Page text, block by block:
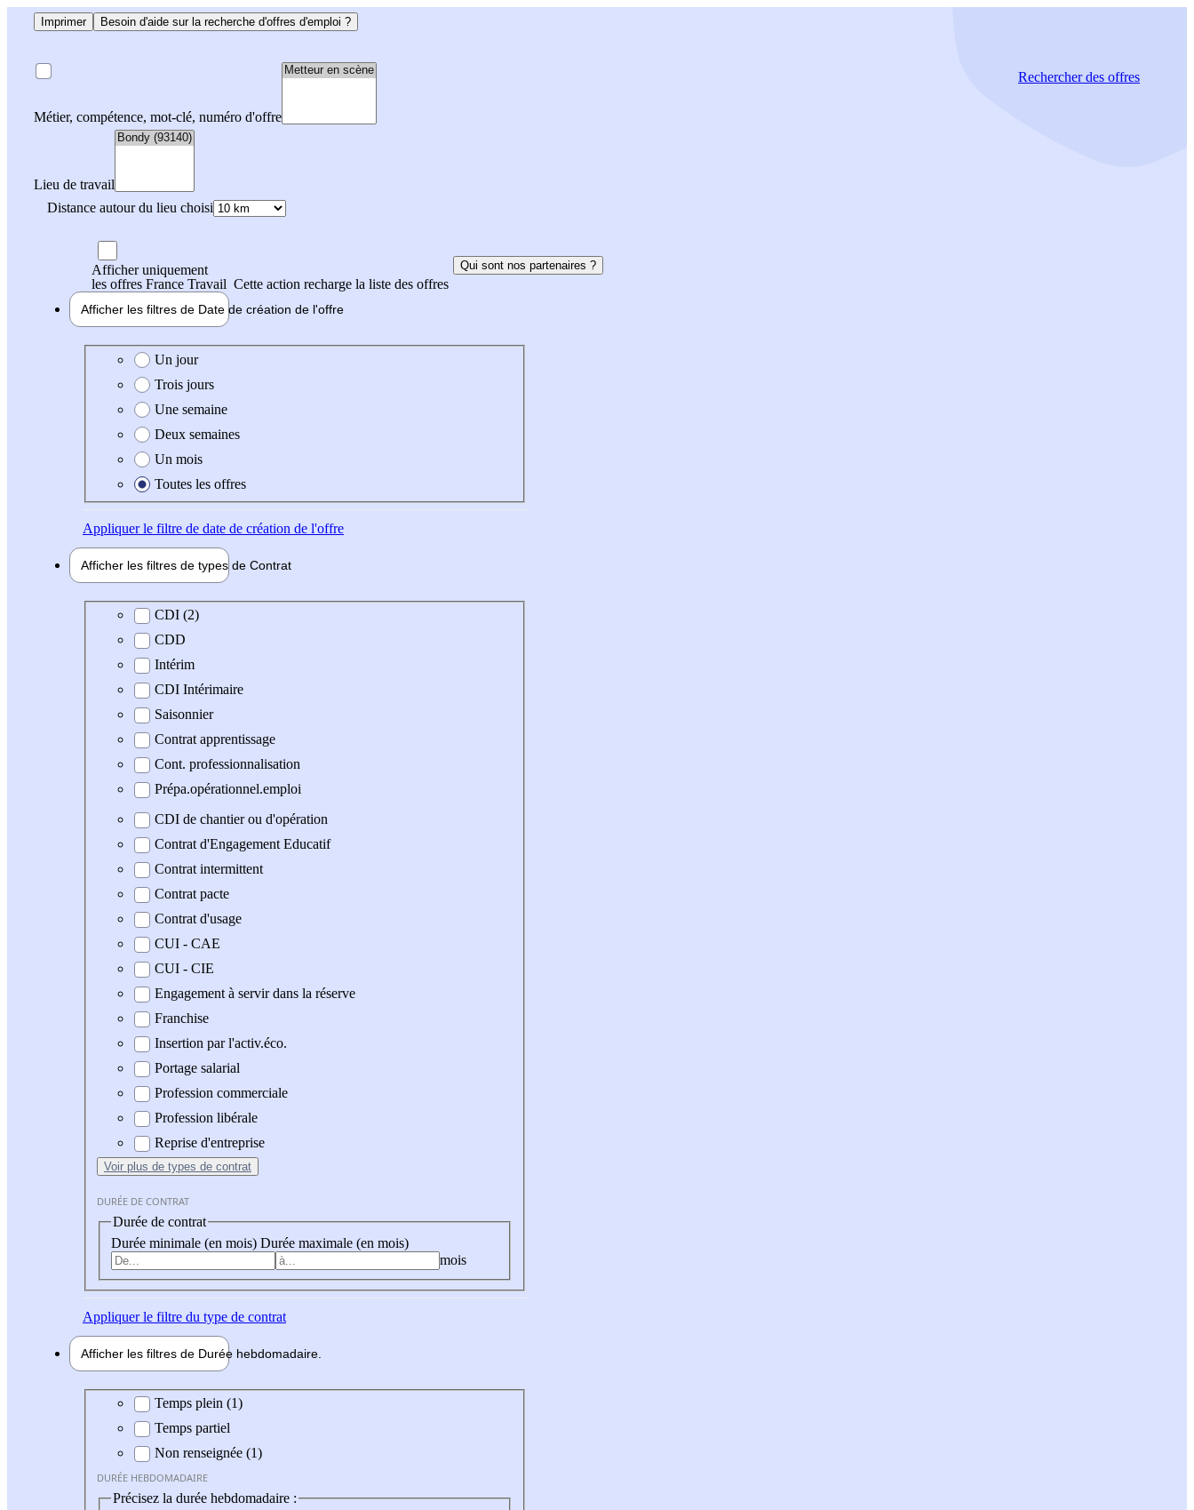
Imprimer Besoin d'aide sur la recherche d'offres d'emploi ?
Métier, compétence, mot-clé, numéro d'offre
Lieu de travail
Distance autour du lieu choisi
Rechercherdes offres
Afficher uniquement
les offres France Travail Cette action recharge la liste des offres
Qui sont nos partenaires ?
Afficher les filtres de Date de création de l'offre
Date de création de l'offre
Un jour
Trois jours
Une semaine
Deux semaines
Un mois
Toutes les offres
Appliquerle filtre de date de création de l'offre
Afficher les filtres de types de Contrat
Type de contrat
CDI (2)
CDD
Intérim
CDI Intérimaire
Saisonnier
Contrat apprentissage
Cont. professionnalisation
Prépa.opérationnel.emploi
CDI de chantier ou d'opération
Contrat d'Engagement Educatif
Contrat intermittent
Contrat pacte
Contrat d'usage
CUI - CAE
CUI - CIE
Engagement à servir dans la réserve
Franchise
Insertion par l'activ.éco.
Portage salarial
Profession commerciale
Profession libérale
Reprise d'entreprise
Voir plus de types de contrat
DURÉE DE CONTRAT
Durée de contrat
Durée minimale (en mois) Durée maximale (en mois)
mois
Appliquerle filtre du type de contrat
Afficher les filtres de Durée hebdomadaire
Durée hebdomadaire
Temps plein (1)
Temps partiel
Non renseignée (1)
DURÉE HEBDOMADAIRE
Précisez la durée hebdomadaire :